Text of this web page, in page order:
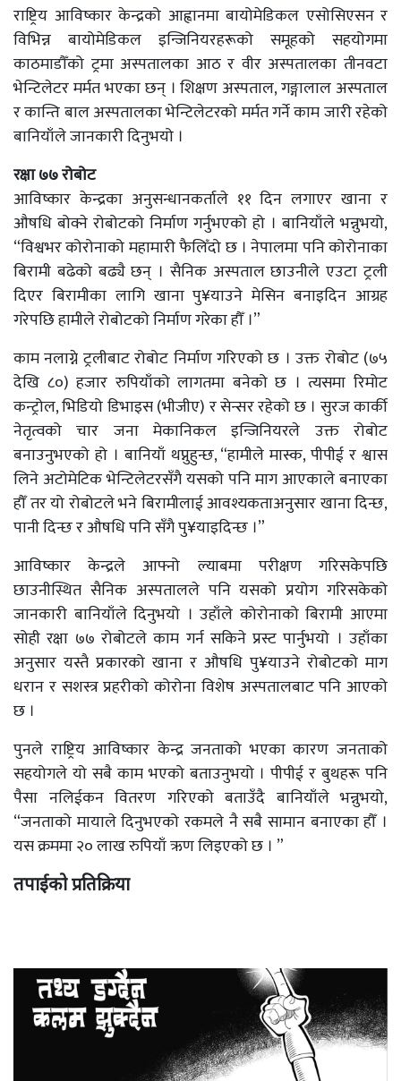
राष्ट्रिय आविष्कार केन्द्रको आह्वानमा बायोमेडिकल एसोसिएसन र
विभिन्न बायोमेडिकल इन्जिनियरहरूको समूहको सहयोगमा
काठमाडौँको ट्रमा अस्पतालका आठ र वीर अस्पतालका तीनवटा
भेन्टिलेटर मर्मत भएका छन् । शिक्षण अस्पताल, गङ्गालाल अस्पताल
र कान्ति बाल अस्पतालका भेन्टिलेटरको मर्मत गर्ने काम जारी रहेको
बानियाँले जानकारी दिनुभयो ।
रक्षा ७७ रोबोट
आविष्कार केन्द्रका अनुसन्धानकर्ताले ११ दिन लगाएर खाना र
औषधि बोक्ने रोबोटको निर्माण गर्नुभएको हो । बानियाँले भन्नुभयो,
“विश्वभर कोरोनाको महामारी फैलिँदो छ । नेपालमा पनि कोरोनाका
बिरामी बढेको बढ्यै छन् । सैनिक अस्पताल छाउनीले एउटा ट्रली
दिएर बिरामीका लागि खाना पु¥याउने मेसिन बनाइदिन आग्रह
गरेपछि हामीले रोबोटको निर्माण गरेका हौँ ।”
काम नलाग्ने ट्रलीबाट रोबोट निर्माण गरिएको छ । उक्त रोबोट (७५
देखि ८०) हजार रुपियाँको लागतमा बनेको छ । त्यसमा रिमोट
कन्ट्रोल, भिडियो डिभाइस (भीजीए) र सेन्सर रहेको छ । सुरज कार्की
नेतृत्वको चार जना मेकानिकल इन्जिनियरले उक्त रोबोट
बनाउनुभएको हो । बानियाँ थप्नुहुन्छ, “हामीले मास्क, पीपीई र श्वास
लिने अटोमेटिक भेन्टिलेटरसँगै यसको पनि माग आएकाले बनाएका
हौँ तर यो रोबोटले भने बिरामीलाई आवश्यकताअनुसार खाना दिन्छ,
पानी दिन्छ र औषधि पनि सँगै पु¥याइदिन्छ ।”
आविष्कार केन्द्रले आफ्नो ल्याबमा परीक्षण गरिसकेपछि
छाउनीस्थित सैनिक अस्पतालले पनि यसको प्रयोग गरिसकेको
जानकारी बानियाँले दिनुभयो । उहाँले कोरोनाको बिरामी आएमा
सोही रक्षा ७७ रोबोटले काम गर्न सकिने प्रस्ट पार्नुभयो । उहाँका
अनुसार यस्तै प्रकारको खाना र औषधि पु¥याउने रोबोटको माग
धरान र सशस्त्र प्रहरीको कोरोना विशेष अस्पतालबाट पनि आएको
छ ।
पुनले राष्ट्रिय आविष्कार केन्द्र जनताको भएका कारण जनताको
सहयोगले यो सबै काम भएको बताउनुभयो । पीपीई र बुथहरू पनि
पैसा नलिईकन वितरण गरिएको बताउँदै बानियाँले भन्नुभयो,
“जनताको मायाले दिनुभएको रकमले नै सबै सामान बनाएका हौँ ।
यस क्रममा २० लाख रुपियाँ ऋण लिइएको छ । ”
तपाईको प्रतिक्रिया